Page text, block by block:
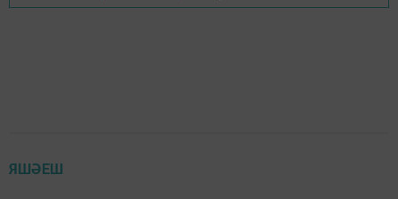
ЯШӘЕШ